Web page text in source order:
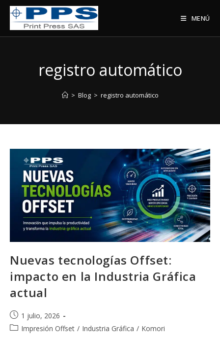
Saltar
contenido
MENÚ
registro automático
> Blog > registro automático
Nuevas tecnologías Offset:
impacto en la Industria Gráfica
actual
Publicación
de
1 julio, 2026
Categoría
Impresión Offset / Industria Gráfica / Komori